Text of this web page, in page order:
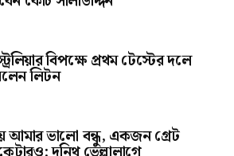
বিপক্ষে প্রথম টেস্টের দলে
লিটন
আমার ভালো বন্ধু, একজন গ্রেট